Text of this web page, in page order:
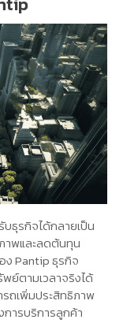
ธุรกิจได้กลายเป็น
าพและลดต้นทุน
Pantip ธุรกิจ
ย์ตามเวลาจริงได้
รถเพิ่มประสิทธิภาพ
การบริการลูกค้า